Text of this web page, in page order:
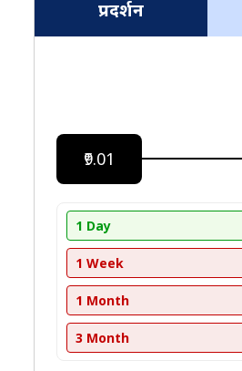
प्रदर्शन
₹9.01
1 Day
1 Week
1 Month
3 Month